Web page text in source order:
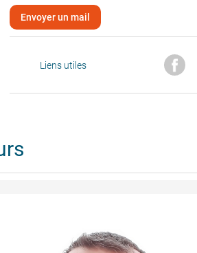
Envoyer un mail
Liens utiles